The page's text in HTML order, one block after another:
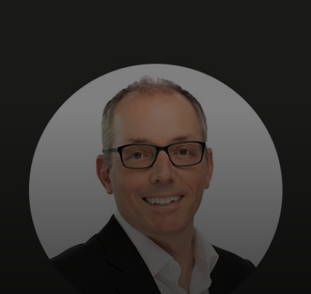
Til virksomheder
Til hele verden
Til innovatører
Nyheder og trends